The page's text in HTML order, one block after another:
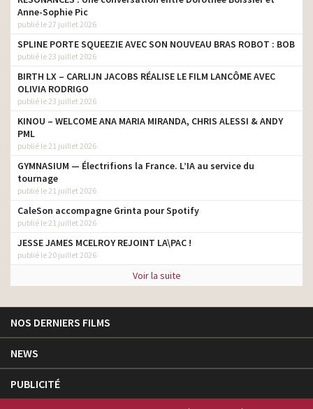
Anne-Sophie Pic
publié le 27 juillet 2026
SPLINE PORTE SQUEEZIE AVEC SON NOUVEAU BRAS ROBOT : BOB
publié le 23 juillet 2026
BIRTH LX – CARLIJN JACOBS RÉALISE LE FILM LANCÔME AVEC
OLIVIA RODRIGO
publié le 23 juillet 2026
KINOU – WELCOME ANA MARIA MIRANDA, CHRIS ALESSI & ANDY
PML
publié le 21 juillet 2026
GYMNASIUM — Électrifions la France. L’IA au service du
tournage
publié le 21 juillet 2026
CaleSon accompagne Grinta pour Spotify
publié le 21 juillet 2026
JESSE JAMES MCELROY REJOINT LA\PAC !
publié le 20 juillet 2026
Voir la suite
NOS DERNIERS FILMS
NEWS
PUBLICITÉ